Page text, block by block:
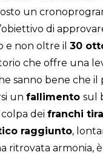
un
di
e non oltre il 30
che offre una
sanno bene che il
un fallimento sul
dei franchi
raggiunto,
ritrovata armonia,